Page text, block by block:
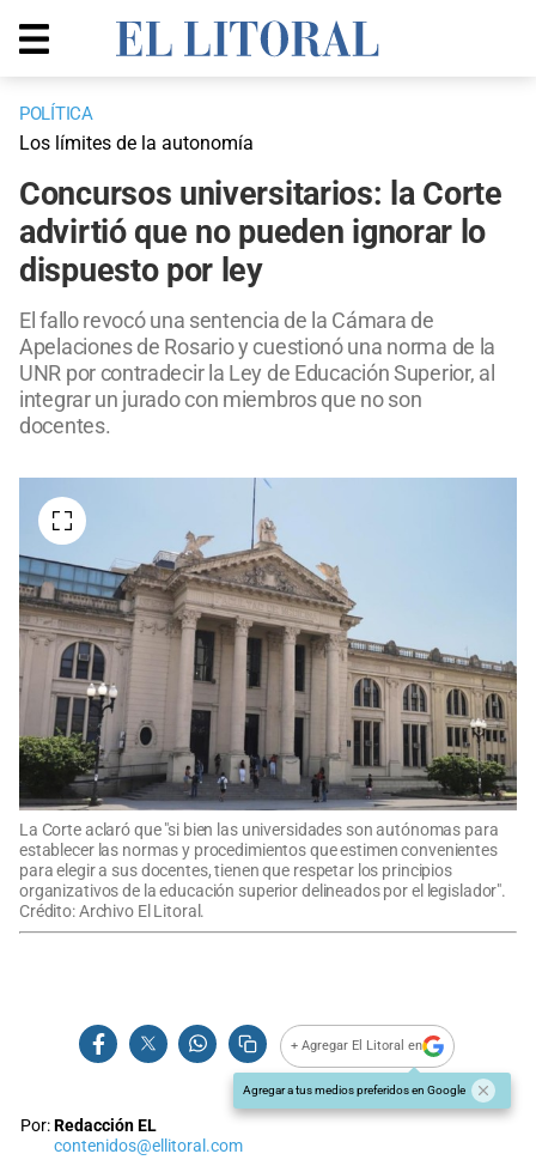
POLÍTICA
Los límites de la autonomía
Concursos universitarios: la Corte
advirtió que no pueden ignorar lo
dispuesto por ley
El fallo revocó una sentencia de la Cámara de
Apelaciones de Rosario y cuestionó una norma de la
UNR por contradecir la Ley de Educación Superior, al
integrar un jurado con miembros que no son
docentes.
La Corte aclaró que "si bien las universidades son autónomas para
establecer las normas y procedimientos que estimen convenientes
para elegir a sus docentes, tienen que respetar los principios
organizativos de la educación superior delineados por el legislador".
Crédito: Archivo El Litoral.
+ Agregar El Litoral en
Agregar a tus medios preferidos en Google
Por:Redacción EL
contenidos@ellitoral.com